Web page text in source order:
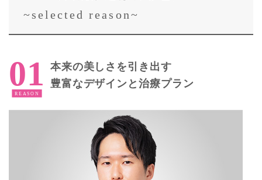
~selected reason~
本来の美しさを引き出す
豊富なデザインと治療プラン